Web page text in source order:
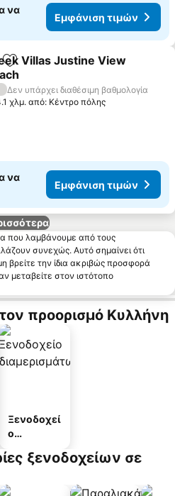
να
Εμφάνιση τιμών
Προσθήκη στα αγαπημένα
Villas Justine View
Δεν υπάρχει διαθέσιμη βαθμολογία
χλμ. από: Κέντρο πόλης
να
Εμφάνιση τιμών
που λαμβάνουμε από τους
συνεχώς. Αυτό σημαίνει ότι
βρείτε την ίδια ακριβώς προσφορά
μεταβείτε στον ιστότοπο
προορισμό Κυλλήνη
Ξενοδοχεί
ο
άτωνξενοδοχείων σε